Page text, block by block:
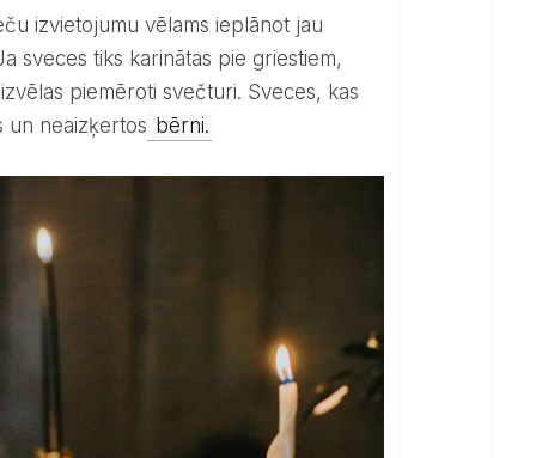
sveces tiks karinātas pie griestiem,
piemēroti svečturi. Sveces, kas
un neaizķertos bērni.